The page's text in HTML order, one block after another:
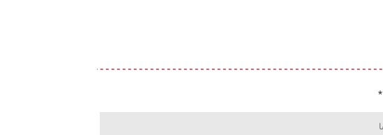
*